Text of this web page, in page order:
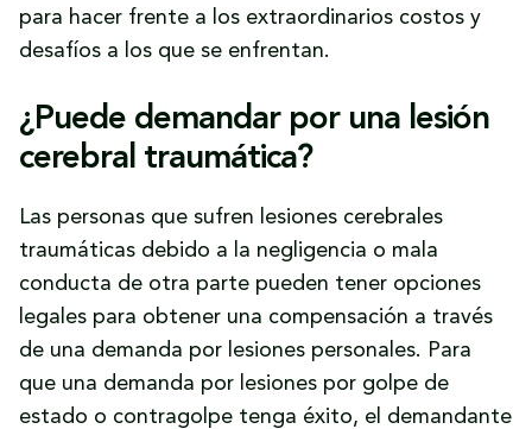
para hacer frente a los extraordinarios costos y
desafíos a los que se enfrentan.
¿Puede demandar por una lesión
cerebral traumática?
Las personas que sufren lesiones cerebrales
traumáticas debido a la negligencia o mala
conducta de otra parte pueden tener opciones
legales para obtener una compensación a través
de una demanda por lesiones personales. Para
que una demanda por lesiones por golpe de
estado o contragolpe tenga éxito, el demandante